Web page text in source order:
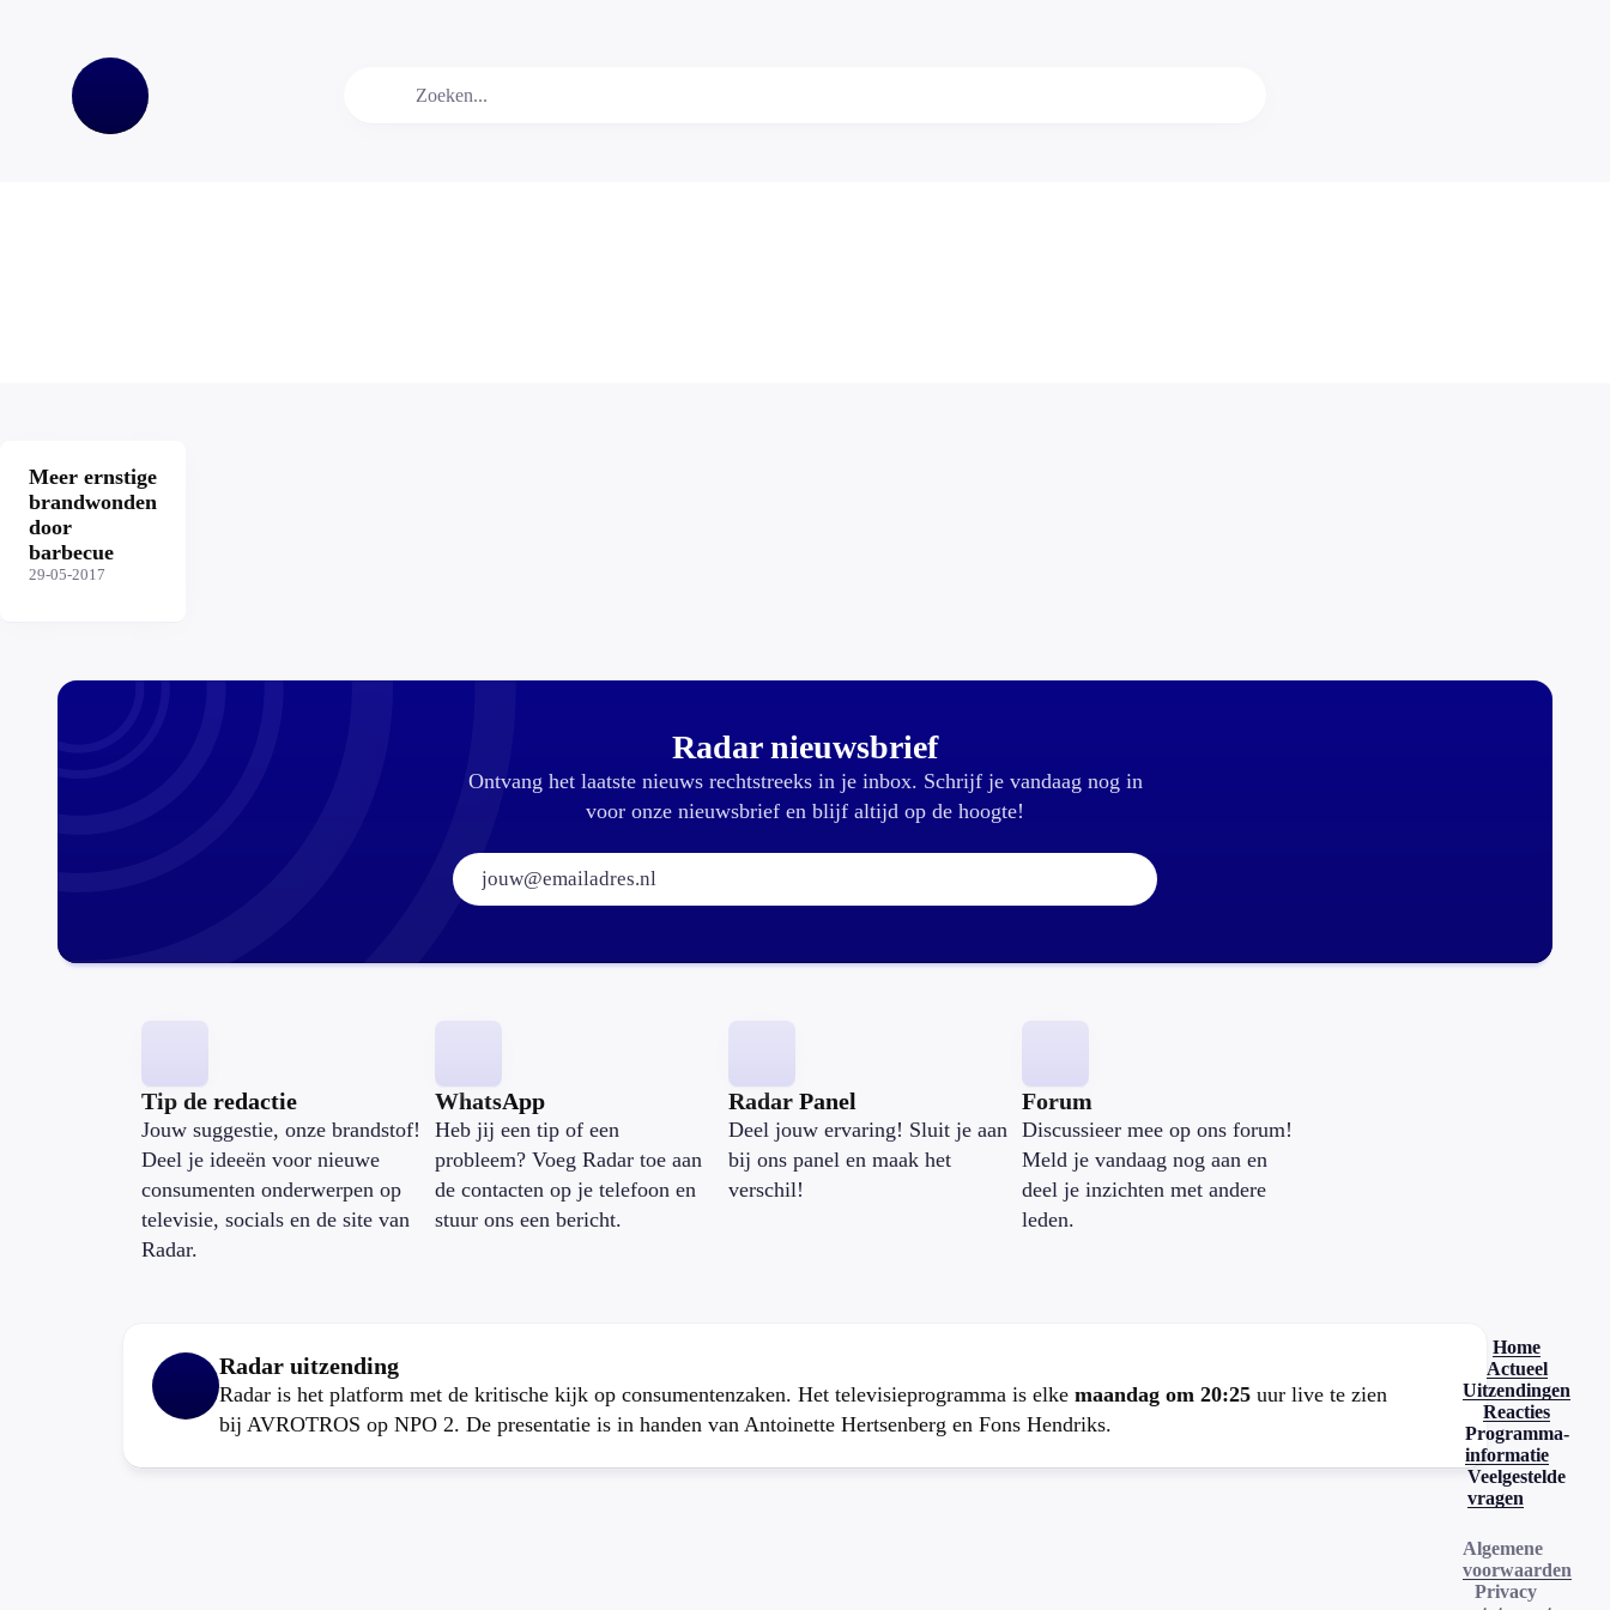
Meer ernstige
brandwonden
door
barbecue
29-05-2017
Radar nieuwsbrief
Ontvang het laatste nieuws rechtstreeks in je inbox. Schrijf je vandaag nog in
voor onze nieuwsbrief en blijf altijd op de hoogte!
E-mailadres:
Tip de redactie
Jouw suggestie, onze brandstof!
Deel je ideeën voor nieuwe
consumenten onderwerpen op
televisie, socials en de site van
Radar.
WhatsApp
Heb jij een tip of een
probleem? Voeg Radar toe aan
de contacten op je telefoon en
stuur ons een bericht.
Radar Panel
Deel jouw ervaring! Sluit je aan
bij ons panel en maak het
verschil!
Forum
Discussieer mee op ons forum!
Meld je vandaag nog aan en
deel je inzichten met andere
leden.
Radar uitzending
Radar is het platform met de kritische kijk op consumentenzaken. Het televisieprogramma is elke maandag om 20:25 uur live te zien
bij AVROTROS op NPO 2. De presentatie is in handen van Antoinette Hertsenberg en Fons Hendriks.
Home
Actueel
Uitzendingen
Reacties
Programma-
informatie
Veelgestelde
vragen
Algemene
voorwaarden
Privacy